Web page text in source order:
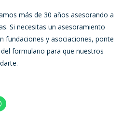
más de 30 años asesorando a
Si necesitas un asesoramiento
fundaciones y asociaciones, ponte
formulario para que nuestros